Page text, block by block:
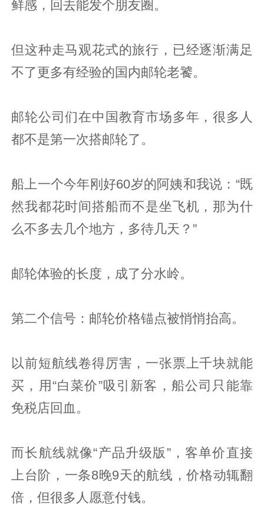
鲜感，回去能发个朋友圈。
但这种走马观花式的旅行，已经逐渐满足
不了更多有经验的国内邮轮老饕。
邮轮公司们在中国教育市场多年，很多人
都不是第一次搭邮轮了。
船上一个今年刚好60岁的阿姨和我说：“既
然我都花时间搭船而不是坐飞机，那为什
么不多去几个地方，多待几天？”
邮轮体验的长度，成了分水岭。
第二个信号：邮轮价格锚点被悄悄抬高。
以前短航线卷得厉害，一张票上千块就能
买，用“白菜价”吸引新客，船公司只能靠
免税店回血。
而长航线就像“产品升级版”，客单价直接
上台阶，一条8晚9天的航线，价格动辄翻
倍，但很多人愿意付钱。